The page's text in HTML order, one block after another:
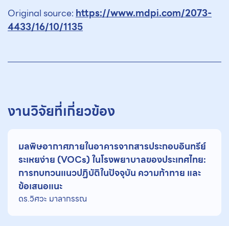
Original source:https://www.mdpi.com/2073-
4433/16/10/1135
งานวิจัยที่เกี่ยวข้อง
มลพิษอากาศภายในอาคารจากสารประกอบอินทรีย์
ระเหยง่าย (VOCs) ในโรงพยาบาลของประเทศไทย:
การทบทวนแนวปฏิบัติในปัจจุบัน ความท้าทาย และ
ข้อเสนอแนะ
ดร.วิศวะ มาลากรรณ